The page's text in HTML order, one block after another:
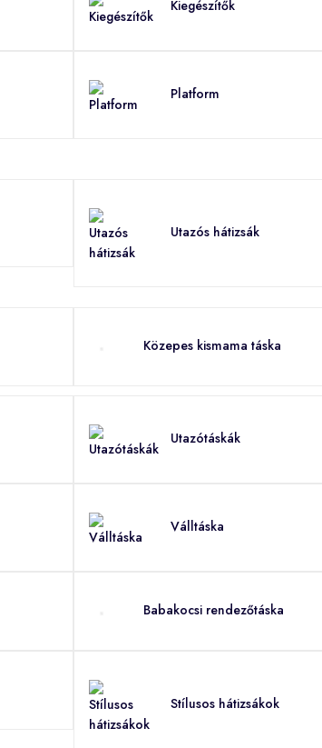
Kiegészítők
Platform
Utazós hátizsák
Közepes kismama táska
Utazótáskák
Válltáska
Babakocsi rendezőtáska
Stílusos hátizsákok